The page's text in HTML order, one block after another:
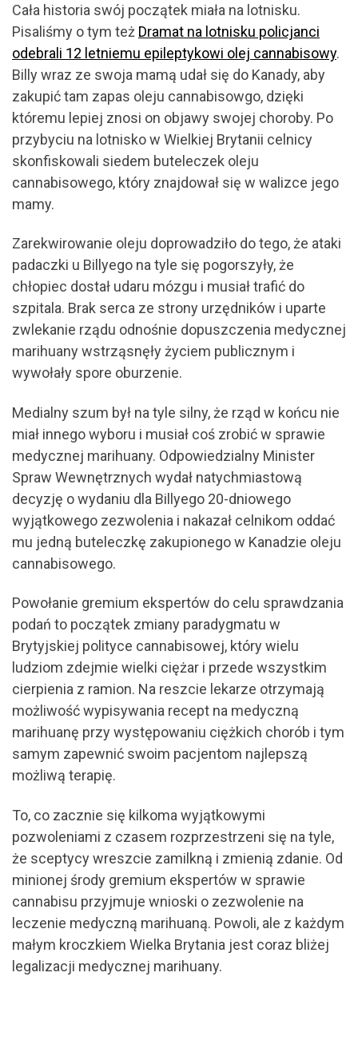
Cała historia swój początek miała na lotnisku.
Pisaliśmy o tym też Dramat na lotnisku policjanci
odebrali 12 letniemu epileptykowi olej cannabisowy.
Billy wraz ze swoja mamą udał się do Kanady, aby
zakupić tam zapas oleju cannabisowgo, dzięki
któremu lepiej znosi on objawy swojej choroby. Po
przybyciu na lotnisko w Wielkiej Brytanii celnicy
skonfiskowali siedem buteleczek oleju
cannabisowego, który znajdował się w walizce jego
mamy.
Zarekwirowanie oleju doprowadziło do tego, że ataki
padaczki u Billyego na tyle się pogorszyły, że
chłopiec dostał udaru mózgu i musiał trafić do
szpitala. Brak serca ze strony urzędników i uparte
zwlekanie rządu odnośnie dopuszczenia medycznej
marihuany wstrząsnęły życiem publicznym i
wywołały spore oburzenie.
Medialny szum był na tyle silny, że rząd w końcu nie
miał innego wyboru i musiał coś zrobić w sprawie
medycznej marihuany. Odpowiedzialny Minister
Spraw Wewnętrznych wydał natychmiastową
decyzję o wydaniu dla Billyego 20-dniowego
wyjątkowego zezwolenia i nakazał celnikom oddać
mu jedną buteleczkę zakupionego w Kanadzie oleju
cannabisowego.
Powołanie gremium ekspertów do celu sprawdzania
podań to początek zmiany paradygmatu w
Brytyjskiej polityce cannabisowej, który wielu
ludziom zdejmie wielki ciężar i przede wszystkim
cierpienia z ramion. Na reszcie lekarze otrzymają
możliwość wypisywania recept na medyczną
marihuanę przy występowaniu ciężkich chorób i tym
samym zapewnić swoim pacjentom najlepszą
możliwą terapię.
To, co zacznie się kilkoma wyjątkowymi
pozwoleniami z czasem rozprzestrzeni się na tyle,
że sceptycy wreszcie zamilkną i zmienią zdanie. Od
minionej środy gremium ekspertów w sprawie
cannabisu przyjmuje wnioski o zezwolenie na
leczenie medyczną marihuaną. Powoli, ale z każdym
małym kroczkiem Wielka Brytania jest coraz bliżej
legalizacji medycznej marihuany.